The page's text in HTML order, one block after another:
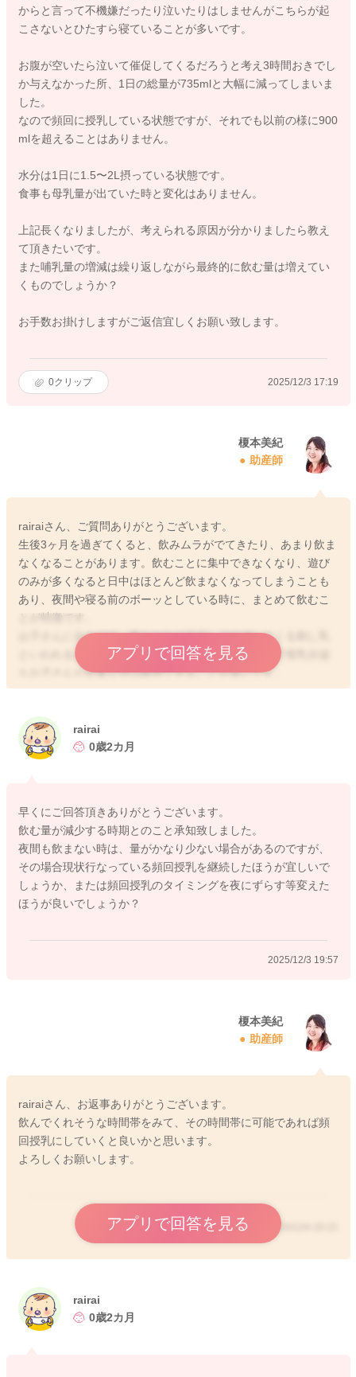
からと言って不機嫌だったり泣いたりはしませんがこちらが起
こさないとひたすら寝ていることが多いです。
お腹が空いたら泣いて催促してくるだろうと考え3時間おきでし
か与えなかった所、1日の総量が735mlと大幅に減ってしまいま
した。
なので頻回に授乳している状態ですが、それでも以前の様に900
mlを超えることはありません。
水分は1日に1.5〜2L摂っている状態です。
食事も母乳量が出ていた時と変化はありません。
上記長くなりましたが、考えられる原因が分かりましたら教え
て頂きたいです。
また哺乳量の増減は繰り返しながら最終的に飲む量は増えてい
くものでしょうか？
お手数お掛けしますがご返信宜しくお願い致します。
0クリップ 2025/12/3 17:19
榎本美紀
助産師
rairaiさん、ご質問ありがとうございます。
生後3ヶ月を過ぎてくると、飲みムラがでてきたり、あまり飲ま
なくなることがあります。飲むことに集中できなくなり、遊び
のみが多くなると日中はほとんど飲まなくなってしまうことも
あり、夜間や寝る前のボーッとしている時に、まとめて飲むこ
とが特徴です。
お子さんに合わせて、吸われれば反応して分泌してくる刺し乳
といわれるようになってきて、需要と供給があうので母乳分泌
もお子さんが必要な分は維持できることが多いです。
排泄の回数も問題ないので、基本的には飲む時に飲んでもらう
になっていくのが特徴で、1日10〜15g程度の増加がみられて、
成長曲線内のなかで推移していれば問題ないです。
寝る前など、たくさん飲んでくれそうな時間帯に日中搾乳した
ものを補足するのも良いかもしれません。哺乳瓶拒否であれ
ば、無理に補足する必要はないかと思いますが、カップ授乳も
試されるのも一つの方法です。
少しでも参考になれば幸いです。
よろしくお願いします。
アプリで回答を見る
rairai
0歳2カ月
早くにご回答頂きありがとうございます。
飲む量が減少する時期とのこと承知致しました。
夜間も飲まない時は、量がかなり少ない場合があるのですが、
その場合現状行なっている頻回授乳を継続したほうが宜しいで
しょうか、または頻回授乳のタイミングを夜にずらす等変えた
ほうが良いでしょうか？
2025/12/3 19:57
榎本美紀
助産師
rairaiさん、お返事ありがとうございます。
飲んでくれそうな時間帯をみて、その時間帯に可能であれば頻
回授乳にしていくと良いかと思います。
よろしくお願いします。
アプリで回答を見る 2025/12/4 20:15
rairai
0歳2カ月